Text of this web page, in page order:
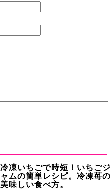
冷凍いちごで時短！いちごジ
ャムの簡単レシピ。冷凍苺の
美味しい食べ方。